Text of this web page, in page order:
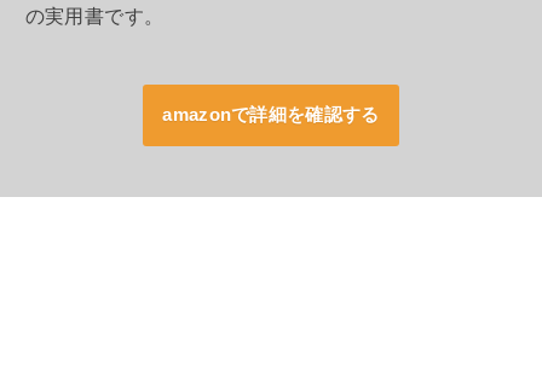
の実用書です。
amazonで詳細を確認する